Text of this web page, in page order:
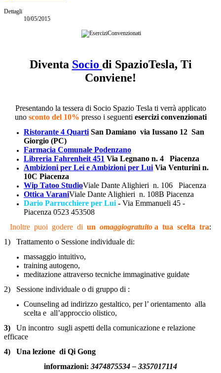
Dettagli
10/05/2015
Diventa Socio di SpazioTesla, Ti
Conviene!
Presentando la tessera di Socio Spazio Tesla ti verrà applicato
uno sconto del 10% presso i seguenti esercizi convenzionati
Ristorante 4 Quarti San Damiano via Iussano 12 San
Giorgio (PC)
Farmacia Comunale Podenzano
Libreria Fahrenheit 451 Via Legnano n. 4 Piacenza
Ambizioni per Lei e Ambizioni per Lui Via Venturini n.
10C Piacenza
Wip Tatoo StudioViale Dante Alighieri n. 106 Piacenza
Ottica VaraniViale Dante Alighieri n. 108B Piacenza
Dario Parrucchiere per Lui - Via Emmanueli 45 -
Piacenza 0523 453508
Inoltre puoi godere di un omaggiogratuito a tua scelta tra:
1)
Trattamento o Sessione individuale di:
massaggio intuitivo,
training autogeno,
meditazione attraverso tecniche immaginative guidate
2)
Sessione individuale o di gruppo di :
Counseling ad indirizzo gestaltico, per l’ orientamento alla
scelta e all’approccio olistico,
3)
Un incontro sugli aspetti della comunicazione e relazione
efficace
4)
Una lezione di Qi Gong
informazioni: 3474875534 – 3357017114